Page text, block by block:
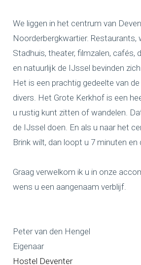
We liggen in het centrum van
Noorderbergkwartier. Restaurants,
Stadhuis, theater, filmzalen, cafés,
en natuurlijk de IJssel bevinden
Het is een prachtig gedeelte van
divers. Het Grote Kerkhof is een
u rustig kunt zitten of wandelen.
de IJssel doen. En als u naar het
Brink wilt, dan loopt u 7 minuten en
Graag verwelkom ik u in onze
wens u een aangenaam verblijf.
Peter van den Hengel
Eigenaar
Hostel Deventer